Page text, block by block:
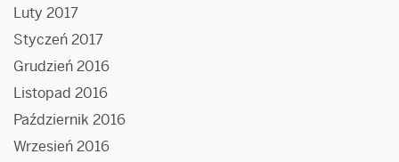
Luty 2017
Styczeń 2017
Grudzień 2016
Listopad 2016
Październik 2016
Wrzesień 2016